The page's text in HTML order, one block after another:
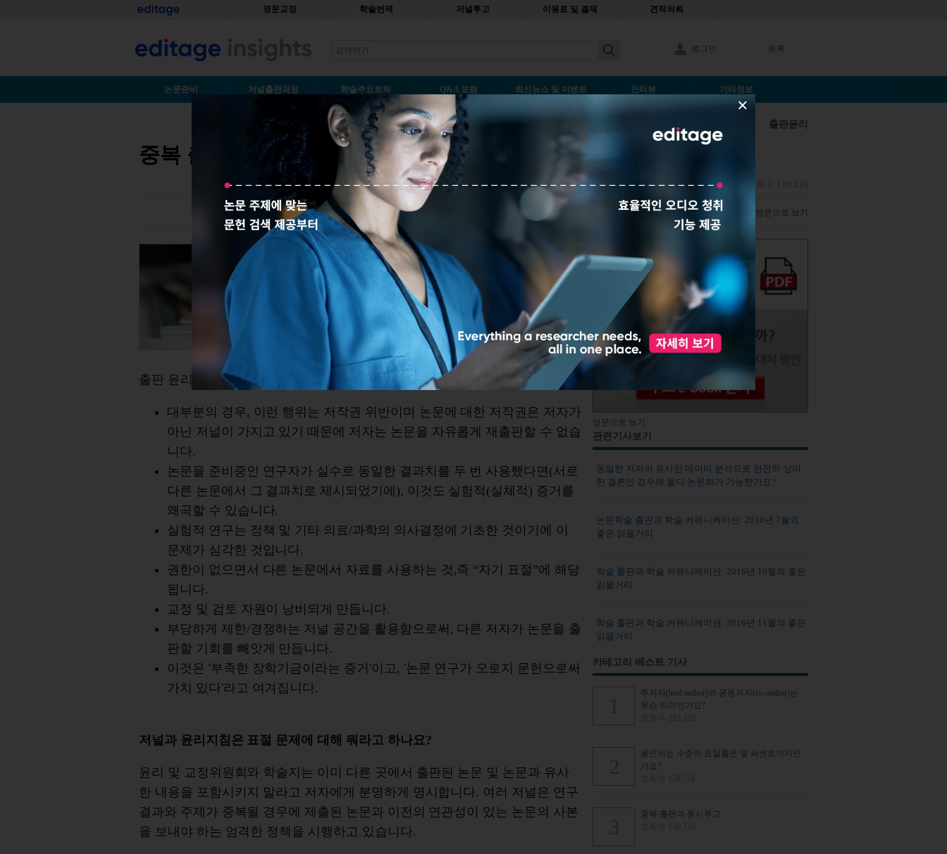
홈 영문교정 학술번역 저널투고 이용료 및 결제 견적의뢰
로그인 등록
논문준비 저널출판과정 학술주요토픽 Q&A 포럼 최신뉴스 및 이벤트 인터뷰 기타정보
출판윤리
중복 출판과 동시투고
아시미타 다스 |2014년4월9일
해당 기사 스크랩하기 영문으로 보기
윤리적 출판 관행은 정직한 학술 연구가 필수적
입니다. 대부분의 저널은 오늘날 이를 중요시 하
고, 이 문제에 대한 방침을 세워 저자가 '출판윤
리에서 가장 좋은 방법을 인식하고 준수'하기를
바랍니다.
허가 및/또는 승인 없는 재출판은 다음의 이유로
출판 윤리 위반에 해당합니다.
대부분의 경우, 이런 행위는 저작권 위반이며 논문에 대한 저작권은 저자가
아닌 저널이 가지고 있기 때문에 저자는 논문을 자유롭게 재출판할 수 없습
니다.
논문을 준비중인 연구자가 실수로 동일한 결과치를 두 번 사용했다면(서로
다른 논문에서 그 결과치로 제시되었기에), 이것도 실험적(실체적) 증거를
왜곡할 수 있습니다.
실험적 연구는 정책 및 기타 의료/과학의 의사결정에 기초한 것이기에 이
문제가 심각한 것입니다.
권한이 없으면서 다른 논문에서 자료를 사용하는 것,즉 “자기 표절”에 해당
됩니다.
교정 및 검토 자원이 낭비되게 만듭니다.
부당하게 제한/경쟁하는 저널 공간을 활용함으로써, 다른 저자가 논문을 출
판할 기회를 빼앗게 만듭니다.
이것은 '부족한 장학기금이라는 증거'이고, '논문 연구가 오로지 문헌으로써
가치 있다'라고 여겨집니다.
저널과 윤리지침은 표절 문제에 대해 뭐라고 하나요?
윤리 및 교정위원회와 학술지는 이미 다른 곳에서 출판된 논문 및 논문과 유사
한 내용을 포함시키지 말라고 저자에게 분명하게 명시합니다. 여러 저널은 연구
결과와 주제가 중복될 경우에 제출된 논문과 이전의 연관성이 있는 논문의 사본
을 보내야 하는 엄격한 정책을 시행하고 있습니다.
영문으로 보기
관련기사보기
동일한 저자의 유사한 데이터 분석으로 완전히 상이
한 결론인 경우에 둘다 논문화가 가능한가요?
논문학술 출판과 학술 커뮤니케이션: 2016년 7월의
좋은 읽을거리
학술 출판과 학술 커뮤니케이션: 2016년 10월의 좋은
읽을거리
학술 출판과 학술 커뮤니케이션: 2016년 11월의 좋은
읽을거리
카테고리 베스트 기사
주저자(lead author)와 공동저자(co-author)는
무슨 의미인가요?
용인되는 수준의 표절률은 몇 퍼센트까지인
가요?
중복 출판과 동시투고
×